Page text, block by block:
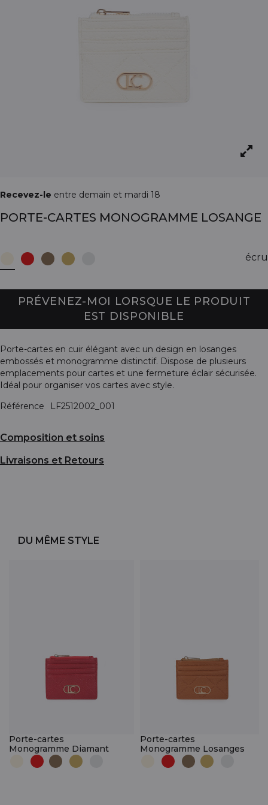
Recevez-le entre demain et mardi 18
PORTE-CARTES MONOGRAMME LOSANGE
écru
PRÉVENEZ-MOI LORSQUE LE PRODUIT
EST DISPONIBLE
Porte-cartes en cuir élégant avec un design en losanges
embossés et monogramme distinctif. Dispose de plusieurs
emplacements pour cartes et une fermeture éclair sécurisée.
Idéal pour organiser vos cartes avec style.
Référence
LF2512002_001
Composition et soins
Livraisons et Retours
DU MÊME STYLE
Porte-cartes
Monogramme Diamant
Porte-cartes
Monogramme Losanges